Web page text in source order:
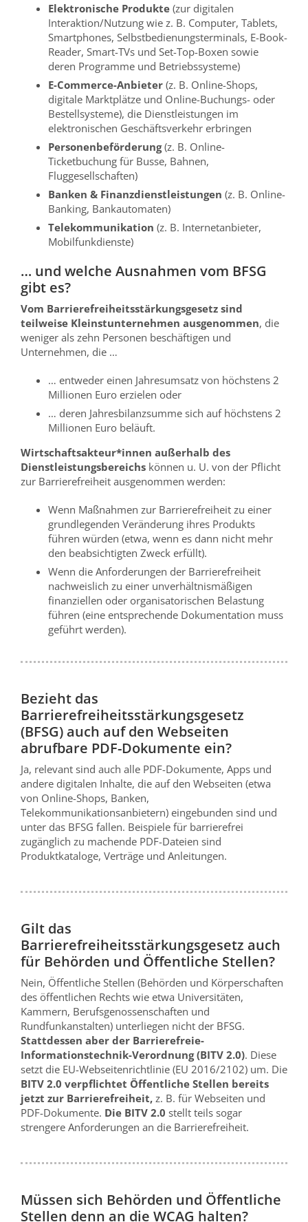
Elektronische Produkte(zur digitalen
Interaktion/Nutzung wie z. B. Computer, Tablets,
Smartphones, Selbstbedienungsterminals, E-Book-
Reader, Smart-TVs und Set-Top-Boxen sowie
deren Programme und Betriebssysteme)
E-Commerce-Anbieter(z. B. Online-Shops,
digitale Marktplätze und Online-Buchungs- oder
Bestellsysteme), die Dienstleistungen im
elektronischen Geschäftsverkehr erbringen
Personenbeförderung(z. B. Online-
Ticketbuchung für Busse, Bahnen,
Fluggesellschaften)
Banken & Finanzdienstleistungen (z. B. Online-
Banking, Bankautomaten)
Telekommunikation (z. B. Internetanbieter,
Mobilfunkdienste)
… und welche Ausnahmen vom BFSG
gibt es?
Vom Barrierefreiheitsstärkungsgesetz sind
teilweise Kleinstunternehmen ausgenommen, die
weniger als zehn Personen beschäftigen und
Unternehmen, die …
… entweder einen Jahresumsatz von höchstens 2
Millionen Euro erzielen oder
… deren Jahresbilanzsumme sich auf höchstens 2
Millionen Euro beläuft.
Wirtschaftsakteur*innen außerhalb des
Dienstleistungsbereichskönnen u. U. von der Pflicht
zur Barrierefreiheit ausgenommen werden:
Wenn Maßnahmen zur Barrierefreiheit zu einer
grundlegenden Veränderung ihres Produkts
führen würden (etwa, wenn es dann nicht mehr
den beabsichtigten Zweck erfüllt).
Wenn die Anforderungen der Barrierefreiheit
nachweislich zu einer unverhältnismäßigen
finanziellen oder organisatorischen Belastung
führen (eine entsprechende Dokumentation muss
geführt werden).
Bezieht das
Barrierefreiheitsstärkungsgesetz
(BFSG) auch auf den Webseiten
abrufbare PDF-Dokumente ein?
Ja, relevant sind auch alle PDF-Dokumente, Apps und
andere digitalen Inhalte, die auf den Webseiten (etwa
von Online-Shops, Banken,
Telekommunikationsanbietern) eingebunden sind und
unter das BFSG fallen. Beispiele für barrierefrei
zugänglich zu machende PDF-Dateien sind
Produktkataloge, Verträge und Anleitungen.
Gilt das
Barrierefreiheitsstärkungsgesetz auch
für Behörden und Öffentliche Stellen?
Nein, Öffentliche Stellen (Behörden und Körperschaften
des öffentlichen Rechts wie etwa Universitäten,
Kammern, Berufsgenossenschaften und
Rundfunkanstalten) unterliegen nicht der BFSG.
Stattdessen aber der Barrierefreie-
Informationstechnik-Verordnung (BITV 2.0). Diese
setzt die EU-Webseitenrichtlinie (EU 2016/2102) um. Die
BITV 2.0 verpflichtet Öffentliche Stellen bereits
jetzt zur Barrierefreiheit,z. B. für Webseiten und
PDF-Dokumente. Die BITV 2.0 stellt teils sogar
strengere Anforderungen an die Barrierefreiheit.
Müssen sich Behörden und Öffentliche
Stellen denn an die WCAG halten?